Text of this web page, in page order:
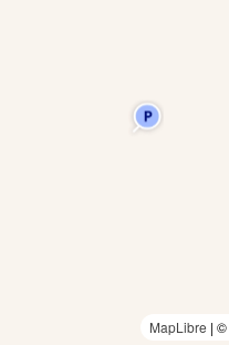
MapLibre | ©